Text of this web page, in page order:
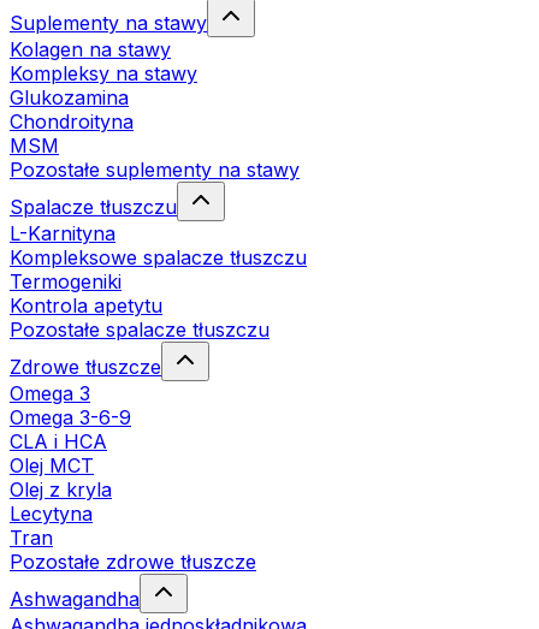
Suplementy na stawy
Kolagen na stawy
Kompleksy na stawy
Glukozamina
Chondroityna
MSM
Pozostałe suplementy na stawy
Spalacze tłuszczu
L-Karnityna
Kompleksowe spalacze tłuszczu
Termogeniki
Kontrola apetytu
Pozostałe spalacze tłuszczu
Zdrowe tłuszcze
Omega 3
Omega 3-6-9
CLA i HCA
Olej MCT
Olej z kryla
Lecytyna
Tran
Pozostałe zdrowe tłuszcze
Ashwagandha